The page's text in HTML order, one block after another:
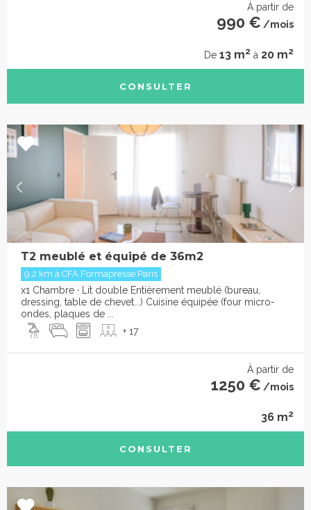
À partir de
990 € /mois
De 13 m2 à 20 m2
CONSULTER
T2 meublé et équipé de 36m2
9.2 km à CFA Formapresse Paris
x1 Chambre · Lit double Entièrement meublé (bureau,
dressing, table de chevet...) Cuisine équipée (four micro-
ondes, plaques de ...
+ 17
À partir de
1250 € /mois
36 m2
CONSULTER